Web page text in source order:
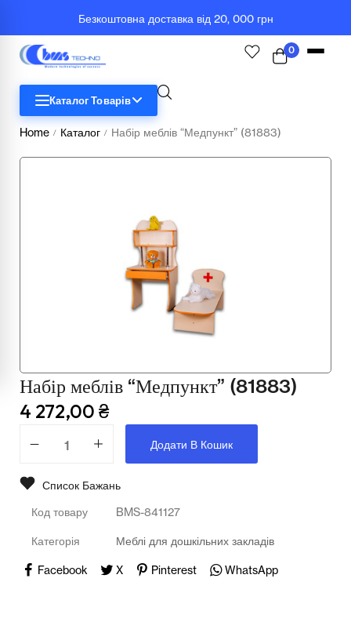
Безкоштовна доставка від 20, 000 грн
0
Каталог Товарів
Географія
Комп'ютерна техніка
Меблі
Освіта
Телерадіо обладнання
Всі товари
Home / Каталог / Набір меблів “Медпункт” (81883)
Набір меблів “Медпункт” (81883)
4 272,00 ₴
Додати В Кошик
Список Бажань
Код товару BMS-841127
Категорія Меблі для дошкільних закладів
Facebook X Pinterest WhatsApp